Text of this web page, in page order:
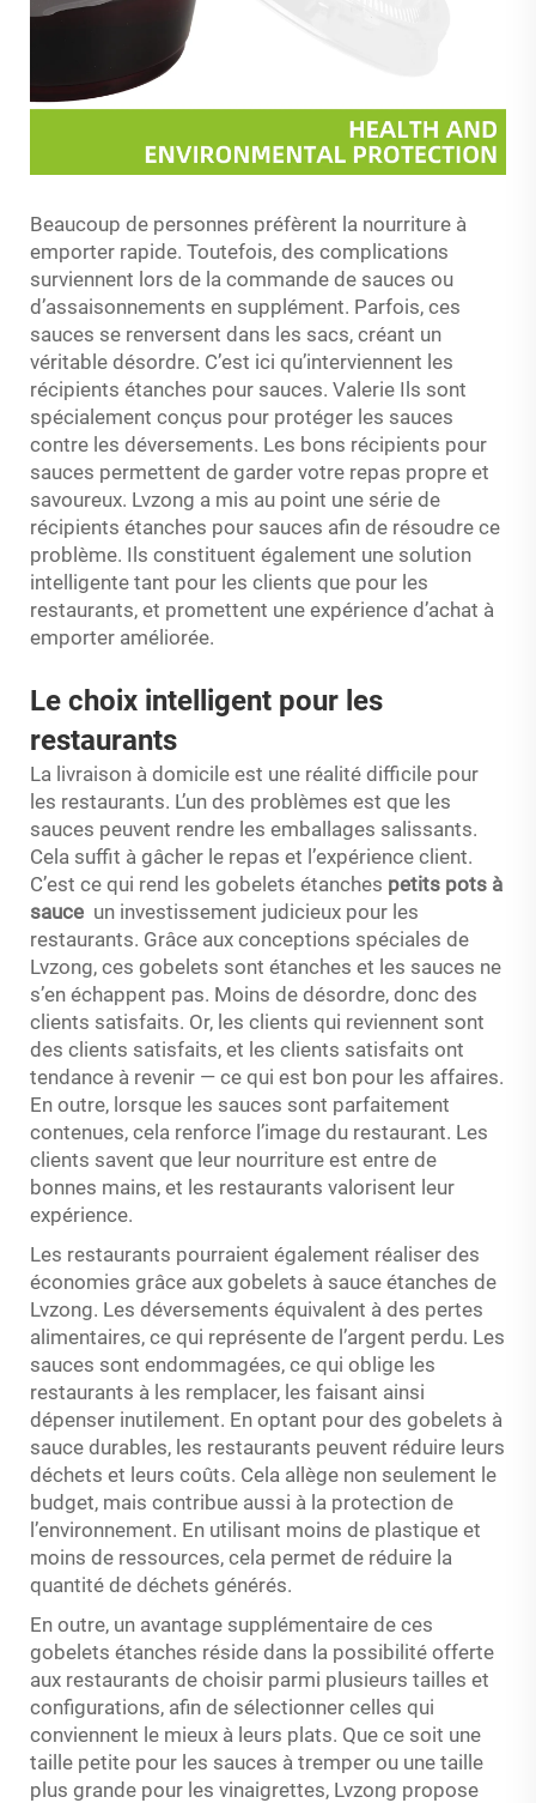
Beaucoup de personnes préfèrent la nourriture à
emporter rapide. Toutefois, des complications
surviennent lors de la commande de sauces ou
d’assaisonnements en supplément. Parfois, ces
sauces se renversent dans les sacs, créant un
véritable désordre. C’est ici qu’interviennent les
récipients étanches pour sauces. Valerie Ils sont
spécialement conçus pour protéger les sauces
contre les déversements. Les bons récipients pour
sauces permettent de garder votre repas propre et
savoureux. Lvzong a mis au point une série de
récipients étanches pour sauces afin de résoudre ce
problème. Ils constituent également une solution
intelligente tant pour les clients que pour les
restaurants, et promettent une expérience d’achat à
emporter améliorée.
Le choix intelligent pour les
restaurants
La livraison à domicile est une réalité difficile pour
les restaurants. L’un des problèmes est que les
sauces peuvent rendre les emballages salissants.
Cela suffit à gâcher le repas et l’expérience client.
C’est ce qui rend les gobelets étanches petits pots à
sauce un investissement judicieux pour les
restaurants. Grâce aux conceptions spéciales de
Lvzong, ces gobelets sont étanches et les sauces ne
s’en échappent pas. Moins de désordre, donc des
clients satisfaits. Or, les clients qui reviennent sont
des clients satisfaits, et les clients satisfaits ont
tendance à revenir — ce qui est bon pour les affaires.
En outre, lorsque les sauces sont parfaitement
contenues, cela renforce l’image du restaurant. Les
clients savent que leur nourriture est entre de
bonnes mains, et les restaurants valorisent leur
expérience.
Les restaurants pourraient également réaliser des
économies grâce aux gobelets à sauce étanches de
Lvzong. Les déversements équivalent à des pertes
alimentaires, ce qui représente de l’argent perdu. Les
sauces sont endommagées, ce qui oblige les
restaurants à les remplacer, les faisant ainsi
dépenser inutilement. En optant pour des gobelets à
sauce durables, les restaurants peuvent réduire leurs
déchets et leurs coûts. Cela allège non seulement le
budget, mais contribue aussi à la protection de
l’environnement. En utilisant moins de plastique et
moins de ressources, cela permet de réduire la
quantité de déchets générés.
En outre, un avantage supplémentaire de ces
gobelets étanches réside dans la possibilité offerte
aux restaurants de choisir parmi plusieurs tailles et
configurations, afin de sélectionner celles qui
conviennent le mieux à leurs plats. Que ce soit une
taille petite pour les sauces à tremper ou une taille
plus grande pour les vinaigrettes, Lvzong propose